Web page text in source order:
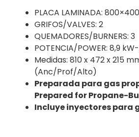
PLACA LAMINADA:
GRIFOS/VALVES: 2
QUEMADORES/BURNERS: 3
POTENCIA/POWER: 8,9
Medidas: 810 x 472 x 215
(Anc/Prof/Alto)
Preparada para gas
Prepared for Propane-
Incluye inyectores para